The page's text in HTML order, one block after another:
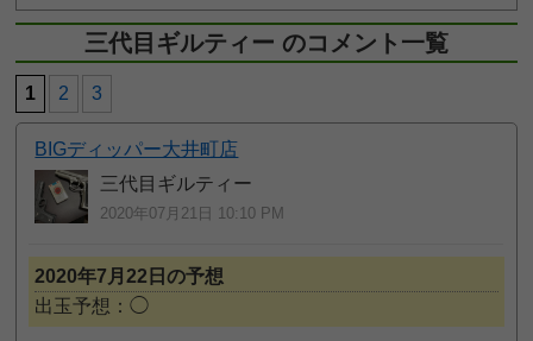
三代目ギルティー のコメント一覧
1 2 3
BIGディッパー大井町店
三代目ギルティー
2020年07月21日 10:10 PM
2020年7月22日の予想
出玉予想：◯